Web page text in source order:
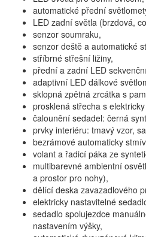
automatické přední
LED zadní světla (brzdová,
senzor soumraku,
senzor deště a automatické
stříbrné střešní ližiny,
přední a zadní LED
adaptivní LED dálkové
sklopná zpětná zrcátka s
prosklená střecha s
čalounění sedadel: černá
prvky interiéru: tmavý vzor,
bezrámové automaticky
volant a řadicí páka ze
multibarevné ambientní
a prostor pro nohy),
dělící deska zavazadlového
elektricky nastavitelné
sedadlo spolujezdce
nastavením výšky,